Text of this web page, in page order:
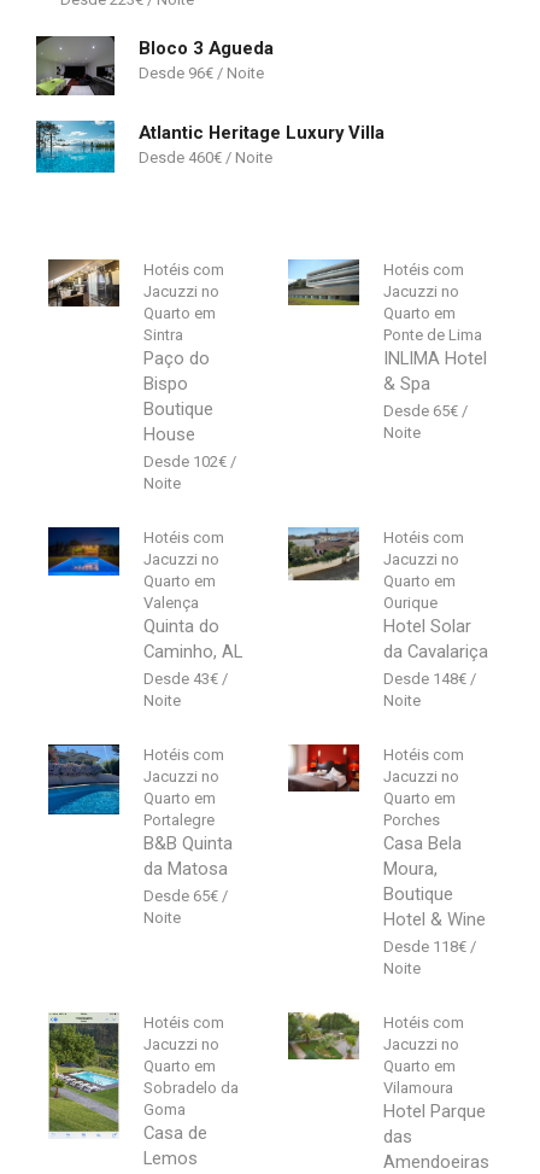
Bloco 3 Agueda
96€
Atlantic Heritage Luxury Villa
460€
Hotéis com
Jacuzzi no
Quarto em
Sintra
Paço do
Bispo
Boutique
House
102€
Hotéis com
Jacuzzi no
Quarto em
Ponte de Lima
INLIMA Hotel
& Spa
65€
Hotéis com
Jacuzzi no
Quarto em
Valença
Quinta do
Caminho, AL
43€
Hotéis com
Jacuzzi no
Quarto em
Ourique
Hotel Solar
da Cavalariça
148€
Hotéis com
Jacuzzi no
Quarto em
Portalegre
B&B Quinta
da Matosa
65€
Hotéis com
Jacuzzi no
Quarto em
Porches
Casa Bela
Moura,
Boutique
Hotel & Wine
118€
Hotéis com
Jacuzzi no
Quarto em
Sobradelo da
Goma
Casa de
Lemos
Hotéis com
Jacuzzi no
Quarto em
Vilamoura
Hotel Parque
das
Amendoeiras